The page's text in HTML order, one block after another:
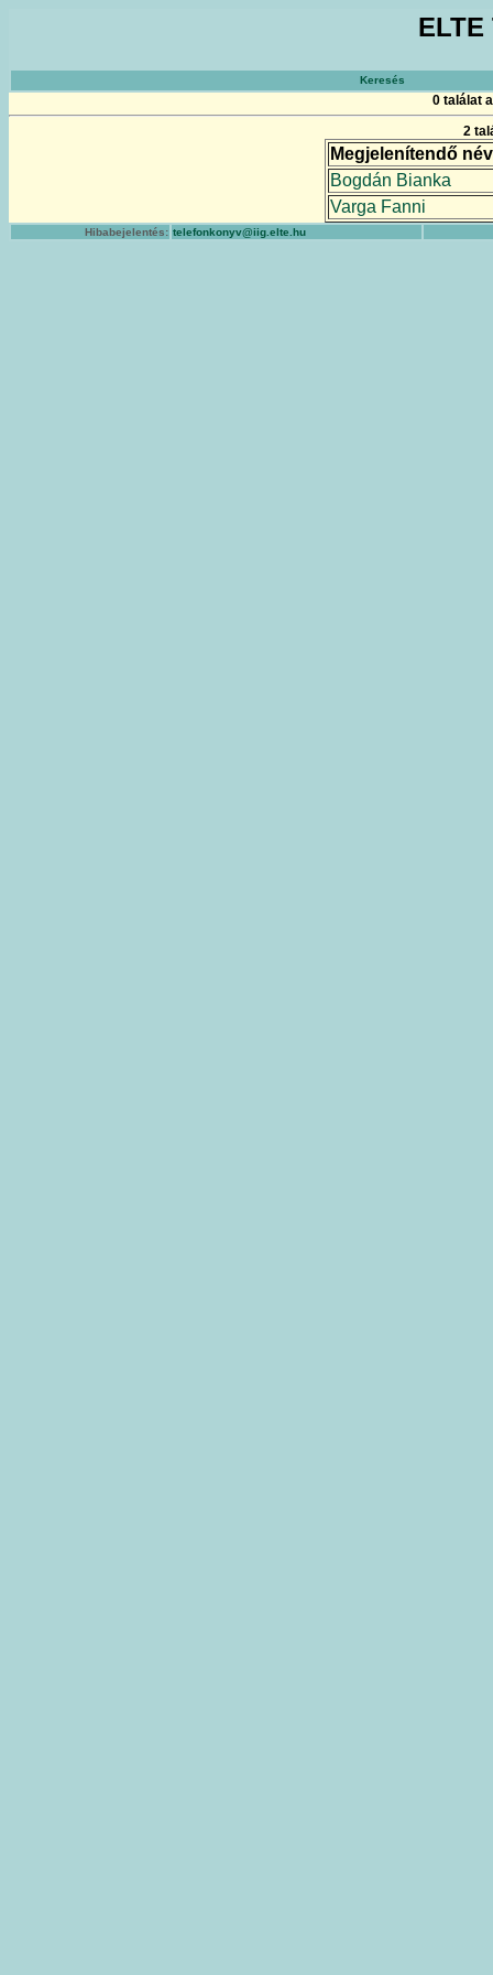
Keresés
0 találat
2
Megjelenítendő név
Bogdán Bianka
Varga Fanni
Hibabejelentés: telefonkonyv@iig.elte.hu